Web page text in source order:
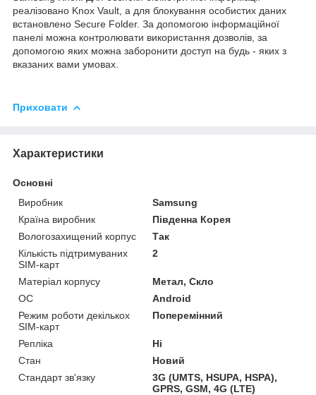
реалізовано Knox Vault, а для блокування особистих даних
встановлено Secure Folder. За допомогою інформаційної
панелі можна контролювати використання дозволів, за
допомогою яких можна заборонити доступ на будь - яких з
вказаних вами умовах.
Приховати
Характеристики
Основні
Виробник
Samsung
Країна виробник
Південна Корея
Вологозахищений корпус
Так
Кількість підтримуваних
SIM-карт
2
Матеріал корпусу
Метал, Скло
ОС
Android
Режим роботи декількох
SIM-карт
Поперемінний
Репліка
Ні
Стан
Новий
Стандарт зв'язку
3G (UMTS, HSUPA, HSPA),
GPRS, GSM, 4G (LTE)